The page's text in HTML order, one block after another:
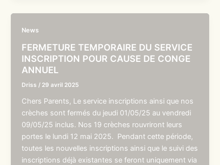
News
FERMETURE TEMPORAIRE DU SERVICE
INSCRIPTION POUR CAUSE DE CONGE
ANNUEL
Driss / 29 avril 2025
Chers Parents, Le service inscriptions ainsi que nos
crèches sont fermés du jeudi 01/05/25 au vendredi
09/05/25 inclus. Nos 19 crèches rouvriront leurs
portes le lundi 12 mai 2025. Pendant cette période,
toutes les nouvelles inscriptions ainsi que le suivi des
inscriptions déjà existantes se feront uniquement via